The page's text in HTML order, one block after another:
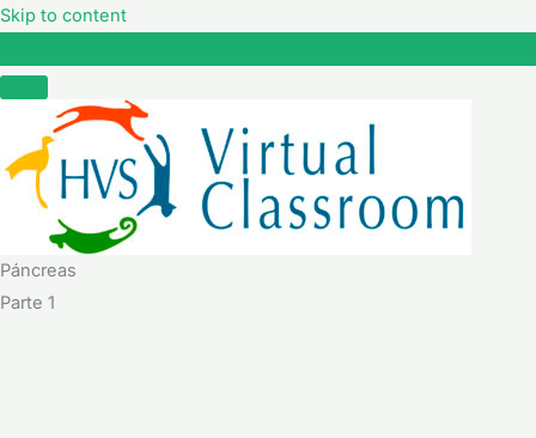
Skip to content
Páncreas
Parte 1